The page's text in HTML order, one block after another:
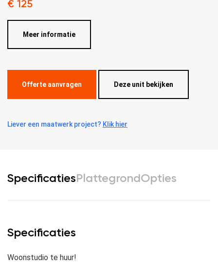
€ 125
Meer informatie
Offerte aanvragen Deze unit bekijken
Liever een maatwerk project? Klik hier
SpecificatiesPlattegrondOpties
Specificaties
Woonstudio te huur!